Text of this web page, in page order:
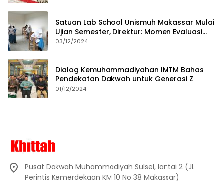
Satuan Lab School Unismuh Makassar Mulai
Ujian Semester, Direktur: Momen Evaluasi
Proses Pembelajaran
03/12/2024
Dialog Kemuhammadiyahan IMTM Bahas
Pendekatan Dakwah untuk Generasi Z
01/12/2024
Pusat Dakwah Muhammadiyah Sulsel, lantai 2 (Jl.
Perintis Kemerdekaan KM 10 No 38 Makassar)